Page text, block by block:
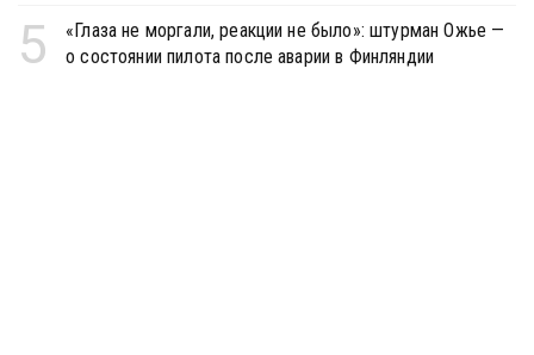
5
«Глаза не моргали, реакции не было»: штурман Ожье —
о состоянии пилота после аварии в Финляндии